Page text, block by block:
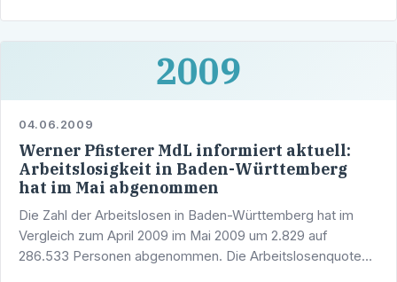
2009
04.06.2009
Werner Pfisterer MdL informiert aktuell:
Arbeitslosigkeit in Baden-Württemberg
hat im Mai abgenommen
Die Zahl der Arbeitslosen in Baden-Württemberg hat im
Vergleich zum April 2009 im Mai 2009 um 2.829 auf
286.533 Personen abgenommen. Die Arbeitslosenquote